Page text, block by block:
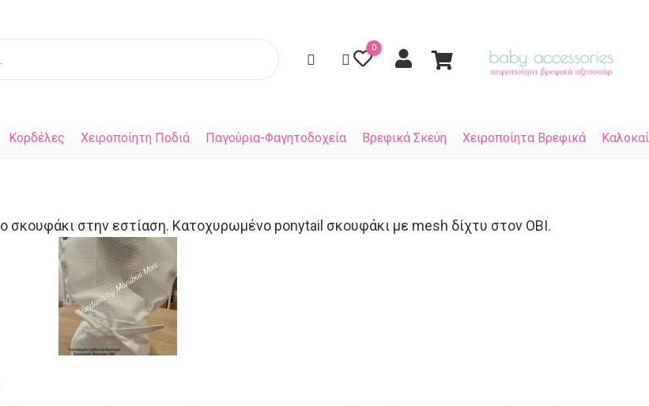
0
Κορδέλες Χειροποίητη Ποδιά Παγούρια-Φαγητοδοχεία Βρεφικά Σκεύη Χειροποίητα Βρεφικά
σκουφάκι στην εστίαση. Κατοχυρωμένο ponytail σκουφάκι με mesh δίχτυ στον ΟΒΙ.